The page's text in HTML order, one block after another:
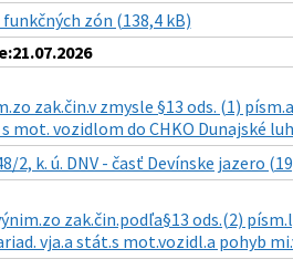
zón (138,4 kB)
zak.čin.v zmysle §13 ods. (1)
mot. vozidlom do CHKO Dunajské
2, k. ú. DNV - časť Devínske jazero
zak.čin.podľa§13 ods.(2)
vja.a stát.s mot.vozidl.a pohyb